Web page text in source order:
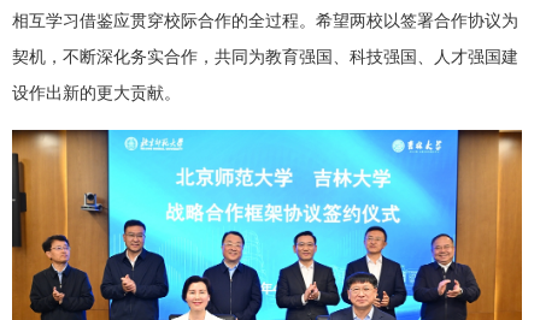
相互学习借鉴应贯穿校际合作的全过程。希望两校以签署合作协议为
契机，不断深化务实合作，共同为教育强国、科技强国、人才强国建
设作出新的更大贡献。